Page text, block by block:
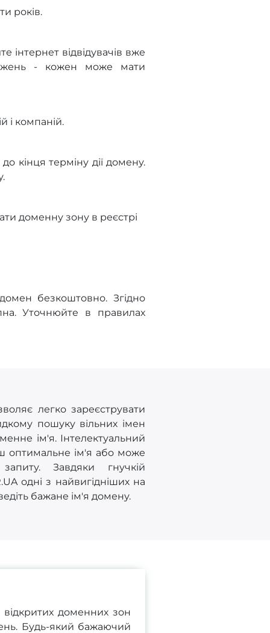
років.
інтернет відвідувачів вже
- кожен може мати
і компаній.
кінця терміну дії домену.
доменну зону в реєстрі
безкоштовно. Згідно
Уточнюйте в правилах
легко зареєструвати
пошуку вільних імен
ім'я. Інтелектуальний
оптимальне ім'я або може
Завдяки гнучкій
одні з найвигідніших на
бажане ім'я домену.
відкритих доменних зон
Будь-який бажаючий